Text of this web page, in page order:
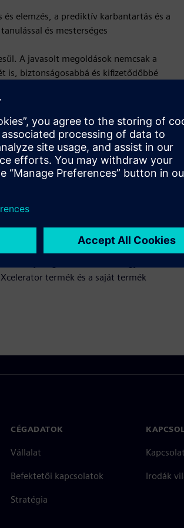
elemzés, a prediktív karbantartás és a
és mesterséges
A javasolt megoldások nemcsak a
is, biztonságosabbá és kifizetődőbbé
életminőségének javításában
a valós problémák
bővíti vagy építi
Xcelerator termékre /
termék és a saját termék
CÉGADATOK
Vállalat
Befektetői kapcsolatok
Stratégia
Kapcsolat
Irodák